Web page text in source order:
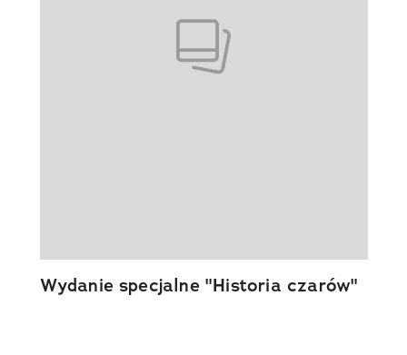
Wydanie specjalne "Historia czarów"